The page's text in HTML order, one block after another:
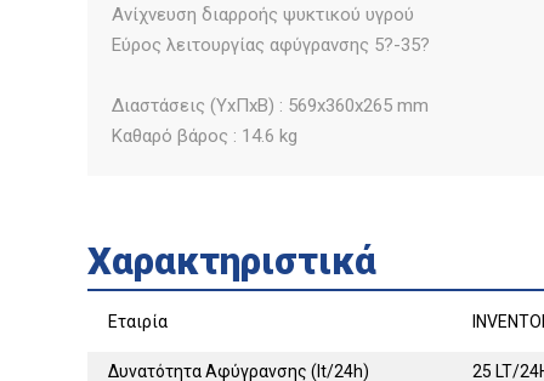
Ανίχνευση διαρροής ψυκτικού υγρού
Εύρος λειτουργίας αφύγρανσης 5?-35?
Διαστάσεις (ΥxΠxΒ) : 569x360x265 mm
Καθαρό βάρος : 14.6 kg
Χαρακτηριστικά
Εταιρία
Δυνατότητα Αφύγρανσης (lt/24h) 25 LT/